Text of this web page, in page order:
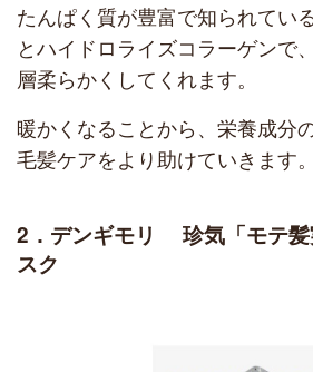
たんぱく質が豊富で知られてい
とハイドロライズコラーゲンで
層柔らかくしてくれます。
暖かくなることから、栄養成分
毛髪ケアをより助けていきます。
2．デンギモリ 珍気「モテ髪
スク